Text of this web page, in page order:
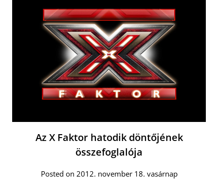
Az X Faktor hatodik döntőjének
összefoglalója
Posted on 2012. november 18. vasárnap